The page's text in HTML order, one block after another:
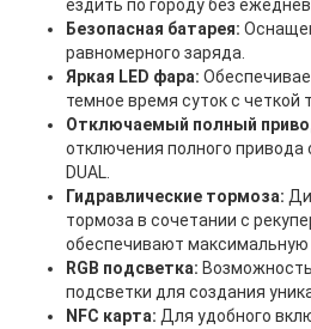
ездить по городу без
Безопасная батарея:
равномерного заряда.
Яркая LED фара:
темное время суток с четкой
Отключаемый полный
отключения полного привода
DUAL.
Гидравлические тормоза:
тормоза в сочетании с
обеспечивают максимальную
RGB подсветка:
подсветки для создания
NFC карта: Для удобного